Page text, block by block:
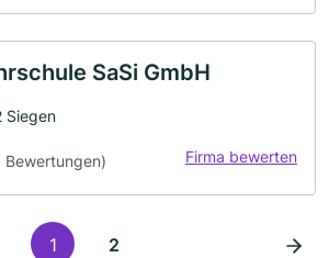
SaSi GmbH
Siegen
Bewertungen) Firma bewerten
1 2